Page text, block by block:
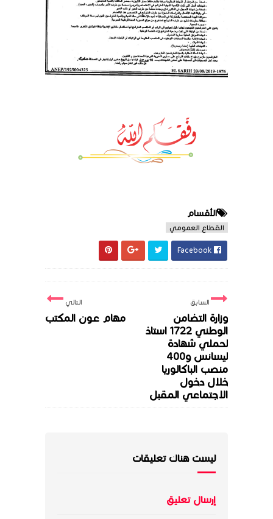
الأقسام
القطاع العمومي
التالي
مهام عون المكتب
السابق
وزارة التضامن
الوطني 1722 استاذ
لحملي شهادة
ليسانس و400
منصب الباكالوريا
خلال دخول
الاجتماعي المقبل
ليست هناك تعليقات
إرسال تعليق